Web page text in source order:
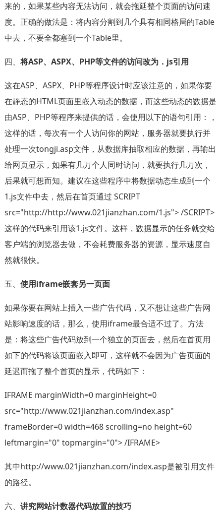
来的，如果某些内容无法访问，就会拖延整个页面的访问速
度。正确的做法是：将内容分割到几个具有相同格局的Table
中去，不要全都塞到一个Table里。
四、将ASP、ASPX、PHP等文件的访问改为．js引用
这在ASP、ASPX、PHP等程序设计时应该注意的，如果你要
在静态的HTML页面里嵌入动态的数据，而这些动态的数据是
由ASP、PHP等程序来提供的话，会使用以下的语句引用：，
这样的话，每次有一个人访问你的网站，服务器就要执行并
处理一次tongji.asp文件，从数据库抽取相应的数据，再输出
给网页显示，如果有几万个人同时访问，就要执行几万次，
后果就可想而知。建议在这些程序中将数据动态生成到一个
1.js文件中去，然后在首页通过 SCRIPT
src="http://http://www.021jianzhan.com/1.js"> /SCRIPT>
这样的代码来引用该1.js文件。这样，数据显示的任务就交给
客户端的浏览器去做，不会耗费服务器的资源，显示速度自
然就很快。
五、 使用iframe嵌套另一页面
如果你要在网站上插入一些广告代码，又不想让这些广告网
站影响速度的话，那么，使用iframe最合适不过了。方法
是：将这些广告代码放到一个独立的页面去，然后在首页用
如下的代码将该页面嵌入即可，这样就不会因为广告页面的
延迟而拖了整个首页的显示，代码如下：
IFRAME marginWidth=0 marginHeight=0
src="http://www.021jianzhan.com/index.asp"
frameBorder=0 width=468 scrolling=no height=60
leftmargin="0" topmargin="0"> /IFRAME>
其中http://www.021jianzhan.com/index.asp是被引用文件
的路径。
六、 讲究网站计数器代码放置的技巧